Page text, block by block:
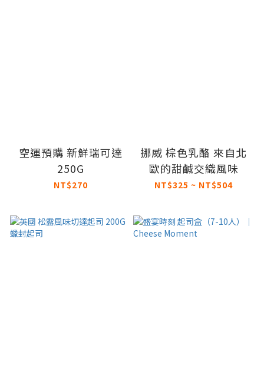
空運預購 新鮮瑞可達
250G
NT$270
挪威 棕色乳酪 來自北
歐的甜鹹交織風味
NT$325 ~ NT$504